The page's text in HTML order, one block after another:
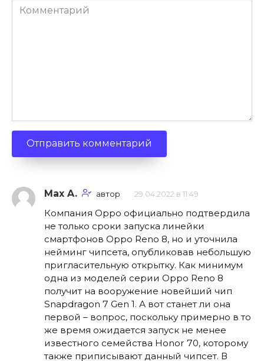
Комментарий
Max A. автор 29.04.2022 в 11:49
Компания Oppo официально подтвердила
не только сроки запуска линейки
смартфонов Oppo Reno 8, но и уточнила
нейминг чипсета, опубликовав небольшую
пригласительную открытку. Как минимум
одна из моделей серии Oppo Reno 8
получит на вооружение новейший чип
Snapdragon 7 Gen 1. А вот станет ли она
первой – вопрос, поскольку примерно в то
же время ожидается запуск не менее
известного семейства Honor 70, которому
также приписывают данный чипсет. В